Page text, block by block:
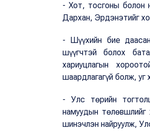
- Хот, тосгоны болон
Дархан, Эрдэнэтийг
- Шүүхийн бие
шүүгчтэй болох
хариуцлагын
шаардлагагүй болж, уг
- Улс төрийн
намуудын төлөвшлийг
шинэчлэн найруулж,